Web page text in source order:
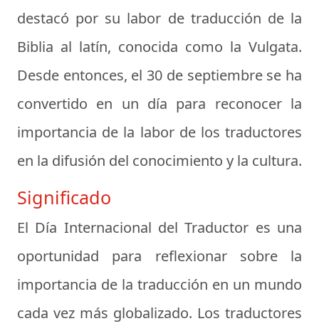
destacó por su labor de traducción de la
Biblia al latín, conocida como la Vulgata.
Desde entonces, el 30 de septiembre se ha
convertido en un día para reconocer la
importancia de la labor de los traductores
en la difusión del conocimiento y la cultura.
Significado
El Día Internacional del Traductor es una
oportunidad para reflexionar sobre la
importancia de la traducción en un mundo
cada vez más globalizado. Los traductores